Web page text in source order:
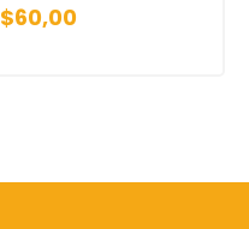
$60,00